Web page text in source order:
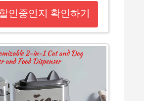
인중인지 확인하기